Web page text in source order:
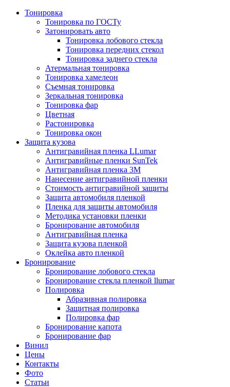
Тонировка
Тонировка по ГОСТу
Затонировать авто
Тонировка лобового стекла
Тонировка передних стекол
Тонировка заднего стекла
Атермальная тонировка
Тонировка хамелеон
Съемная тонировка
Зеркальная тонировка
Тонировка фар
Цветная
Растонировка
Тонировка окон
Защита кузова
Антигравийная пленка LLumar
Антигравийные пленки SunTek
Антигравийная пленка 3М
Нанесение антигравийной пленки
Стоимость антигравийной защиты
Защита автомобиля пленкой
Пленка для защиты автомобиля
Методика установки пленки
Бронирование автомобиля
Антигравийная пленка
Защита кузова пленкой
Оклейка авто пленкой
Бронирование
Бронирование лобового стекла
Бронирование стекла пленкой llumar
Полировка
Абразивная полировка
Защитная полировка
Полировка фар
Бронирование капота
Бронирование фар
Винил
Цены
Контакты
Фото
Статьи